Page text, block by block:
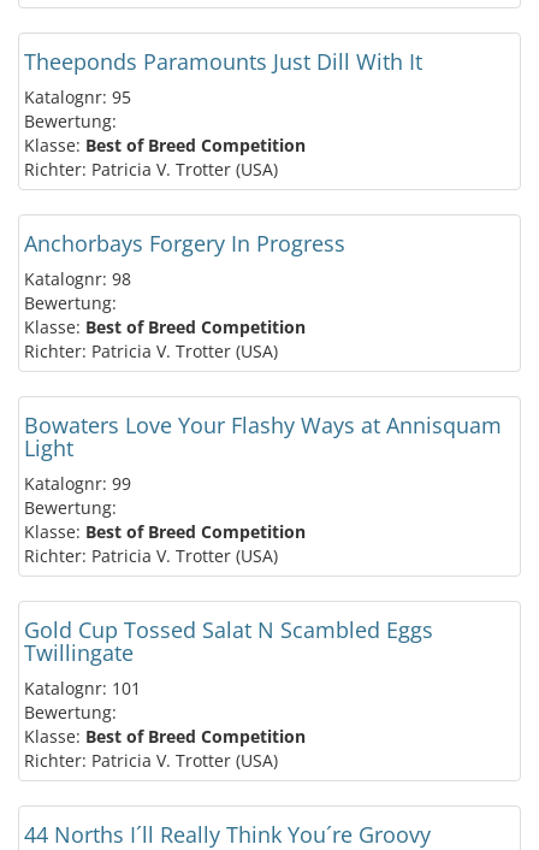
Theeponds Paramounts Just Dill With It
Katalognr: 95
Bewertung:
Klasse: Best of Breed Competition
Richter: Patricia V. Trotter (USA)
Anchorbays Forgery In Progress
Katalognr: 98
Bewertung:
Klasse: Best of Breed Competition
Richter: Patricia V. Trotter (USA)
Bowaters Love Your Flashy Ways at Annisquam
Light
Katalognr: 99
Bewertung:
Klasse: Best of Breed Competition
Richter: Patricia V. Trotter (USA)
Gold Cup Tossed Salat N Scambled Eggs
Twillingate
Katalognr: 101
Bewertung:
Klasse: Best of Breed Competition
Richter: Patricia V. Trotter (USA)
44 Norths I´ll Really Think You´re Groovy